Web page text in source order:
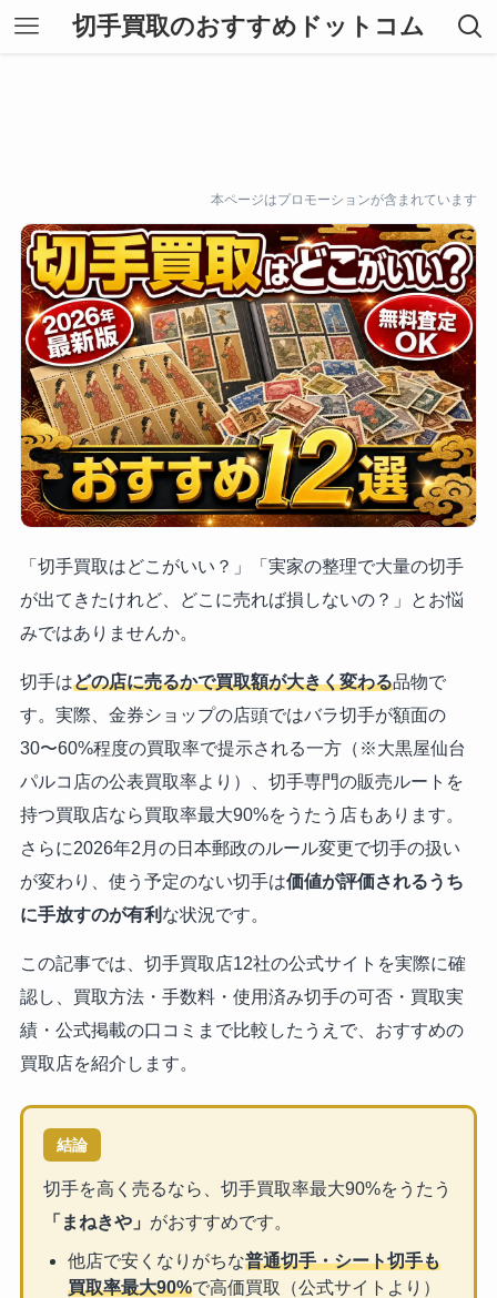
切手買取のおすすめドットコム
本ページはプロモーションが含まれています
「切手買取はどこがいい？」「実家の整理で大量の切手
が出てきたけれど、どこに売れば損しないの？」とお悩
みではありませんか。
切手はどの店に売るかで買取額が大きく変わる品物で
す。実際、金券ショップの店頭ではバラ切手が額面の
30〜60%程度の買取率で提示される一方（※大黒屋仙台
パルコ店の公表買取率より）、切手専門の販売ルートを
持つ買取店なら買取率最大90%をうたう店もあります。
さらに2026年2月の日本郵政のルール変更で切手の扱い
が変わり、使う予定のない切手は価値が評価されるうち
に手放すのが有利 な状況です。
この記事では、切手買取店12社の公式サイトを実際に確
認し、買取方法・手数料・使用済み切手の可否・買取実
績・公式掲載の口コミまで比較したうえで、おすすめの
買取店を紹介します。
結論
切手を高く売るなら、切手買取率最大90%をうたう
「まねきや」 がおすすめです。
他店で安くなりがちな普通切手・シート切手も
買取率最大90%で高価買取（公式サイトより）